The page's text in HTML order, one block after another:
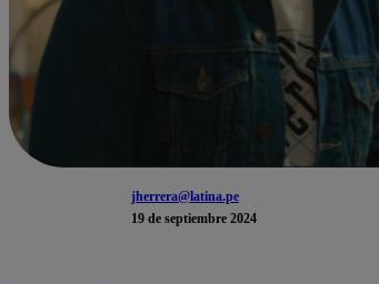
jherrera@latina.pe
19 de septiembre 2024